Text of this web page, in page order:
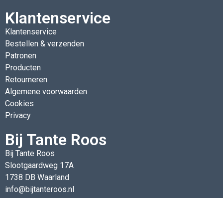
Klantenservice
Klantenservice
Bestellen & verzenden
Patronen
Producten
Retourneren
Algemene voorwaarden
Cookies
Privacy
Bij Tante Roos
Bij Tante Roos
Slootgaardweg 17A
1738 DB Waarland
info@bijtanteroos.nl